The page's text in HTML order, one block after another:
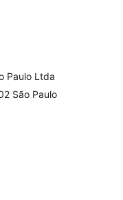
Paulo Ltda
São Paulo